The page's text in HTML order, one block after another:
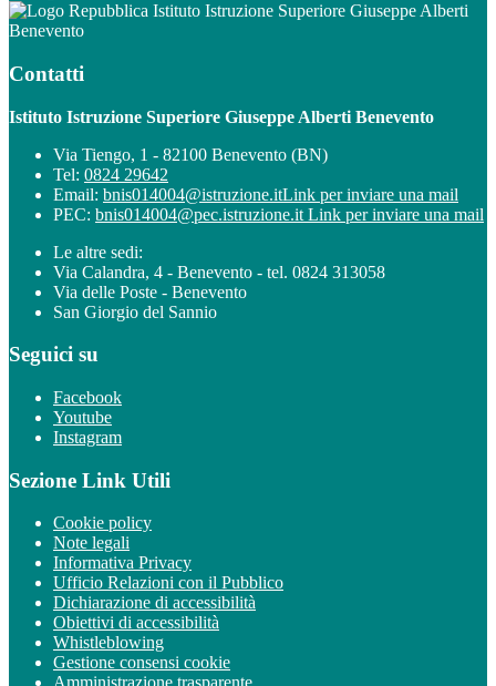
Istituto Istruzione Superiore Giuseppe Alberti
Benevento
Contatti
Istituto Istruzione Superiore Giuseppe Alberti Benevento
Via Tiengo, 1 - 82100 Benevento (BN)
Tel: 0824 29642
Email: bnis014004@istruzione.itLink per inviare una mail
PEC: bnis014004@pec.istruzione.it Link per inviare una mail
Le altre sedi:
Via Calandra, 4 - Benevento - tel. 0824 313058
Via delle Poste - Benevento
San Giorgio del Sannio
Seguici su
Facebook
Youtube
Instagram
Sezione Link Utili
Cookie policy
Note legali
Informativa Privacy
Ufficio Relazioni con il Pubblico
Dichiarazione di accessibilità
Obiettivi di accessibilità
Whistleblowing
Gestione consensi cookie